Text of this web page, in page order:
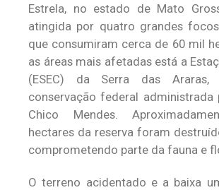
Estrela, no estado de Mato
atingida por quatro grandes
que consumiram cerca de 60 mil
as áreas mais afetadas está a
(ESEC) da Serra das Araras,
conservação federal administrada
Chico Mendes.
hectares da reserva foram
comprometendo parte da fauna e
O terreno acidentado e a baixa